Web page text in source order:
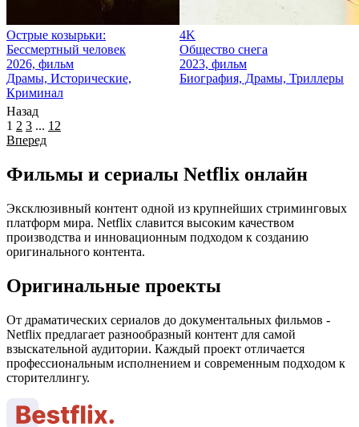
Острые козырьки:
Бессмертный человек
2026, фильм
Драмы, Исторические,
Криминал
4K
Общество снега
2023, фильм
Биография, Драмы, Триллеры
Назад
1 2 3 ... 12
Вперед
Фильмы и сериалы Netflix онлайн
Эксклюзивный контент одной из крупнейших стриминговых
платформ мира. Netflix славится высоким качеством
производства и инновационным подходом к созданию
оригинального контента.
Оригинальные проекты
От драматических сериалов до документальных фильмов -
Netflix предлагает разнообразный контент для самой
взыскательной аудитории. Каждый проект отличается
профессиональным исполнением и современным подходом к
сторителлингу.